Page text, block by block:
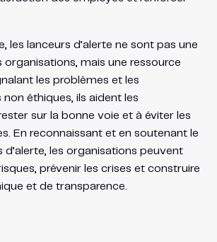
les lanceurs d’alerte ne sont pas une
organisations, mais une ressource
les problèmes et les
éthiques, ils aident les
sur la bonne voie et à éviter les
En reconnaissant et en soutenant le
d’alerte, les organisations peuvent
prévenir les crises et construire
et de transparence.